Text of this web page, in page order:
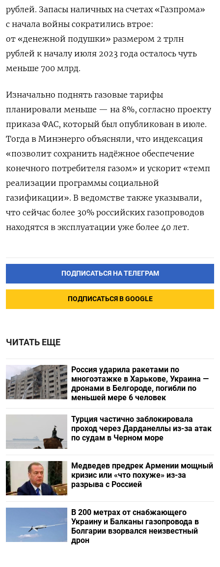
рублей. Запасы наличных на счетах «Газпрома»
с начала войны сократились втрое:
от «денежной подушки» размером 2 трлн
рублей к началу июля 2023 года осталось чуть
меньше 700 млрд.
Изначально поднять газовые тарифы
планировали меньше — на 8%, согласно проекту
приказа ФАС, который был опубликован в июле.
Тогда в Минэнерго объясняли, что индексация
«позволит сохранить надёжное обеспечение
конечного потребителя газом» и ускорит «темп
реализации программы социальной
газификации». В ведомстве также указывали,
что сейчас более 30% российских газопроводов
находятся в эксплуатации уже более 40 лет.
ПОДПИСАТЬСЯ НА ТЕЛЕГРАМ
ПОДПИСАТЬСЯ В GOOGLE
ЧИТАТЬ ЕЩЕ
Россия ударила ракетами по
многоэтажке в Харькове, Украина —
дронами в Белгороде, погибли по
меньшей мере 6 человек
Турция частично заблокировала
проход через Дарданеллы из-за атак
по судам в Черном море
Медведев предрек Армении мощный
кризис или «что похуже» из-за
разрыва с Россией
В 200 метрах от снабжающего
Украину и Балканы газопровода в
Болгарии взорвался неизвестный
дрон